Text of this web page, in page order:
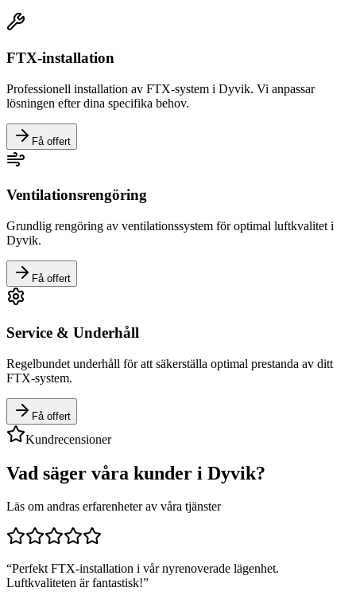
FTX-installation
Professionell installation av FTX-system i Dyvik. Vi anpassar
lösningen efter dina specifika behov.
Få offert
Ventilationsrengöring
Grundlig rengöring av ventilationssystem för optimal luftkvalitet i
Dyvik.
Få offert
Service & Underhåll
Regelbundet underhåll för att säkerställa optimal prestanda av ditt
FTX-system.
Få offert
Kundrecensioner
Vad säger våra kunder i Dyvik?
Läs om andras erfarenheter av våra tjänster
“Perfekt FTX-installation i vår nyrenoverade lägenhet.
Luftkvaliteten är fantastisk!”